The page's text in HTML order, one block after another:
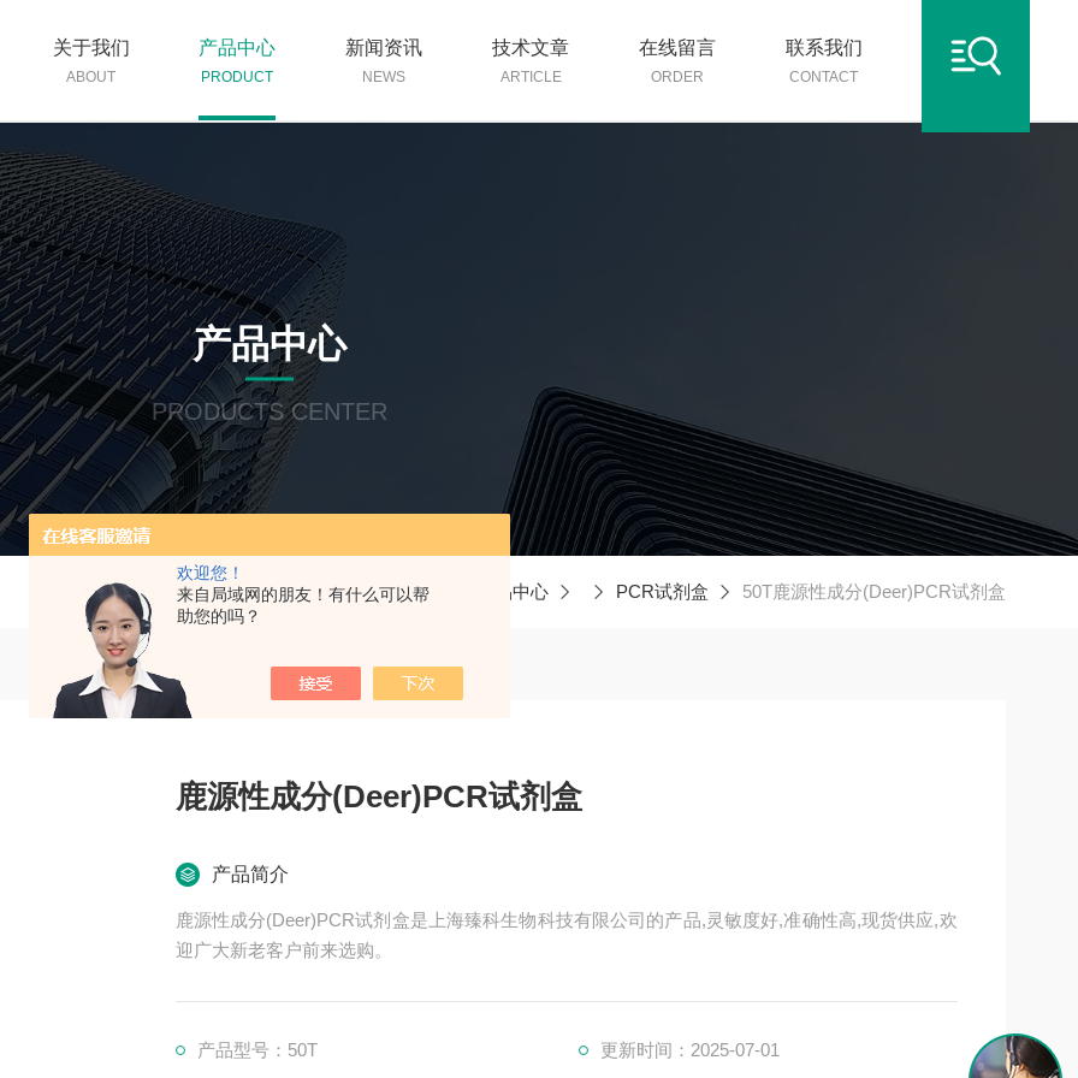
欢迎您！
来自局域网的朋友！有什么可以帮
助您的吗？
关于我们
ABOUT
产品中心
PRODUCT
新闻资讯
NEWS
技术文章
ARTICLE
在线留言
ORDER
联系我们
CONTACT
产品中心
PRODUCTS CENTER
当前位置：首页 产品中心 PCR试剂盒 50T鹿源性成分(Deer)PCR试剂盒
鹿源性成分(Deer)PCR试剂盒
产品简介
鹿源性成分(Deer)PCR试剂盒是上海臻科生物科技有限公司的产品,灵敏度好,准确性高,现货供应,欢
迎广大新老客户前来选购。
产品型号：50T 更新时间：2025-07-01